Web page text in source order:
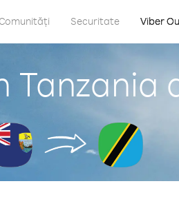
Comunități Securitate Viber